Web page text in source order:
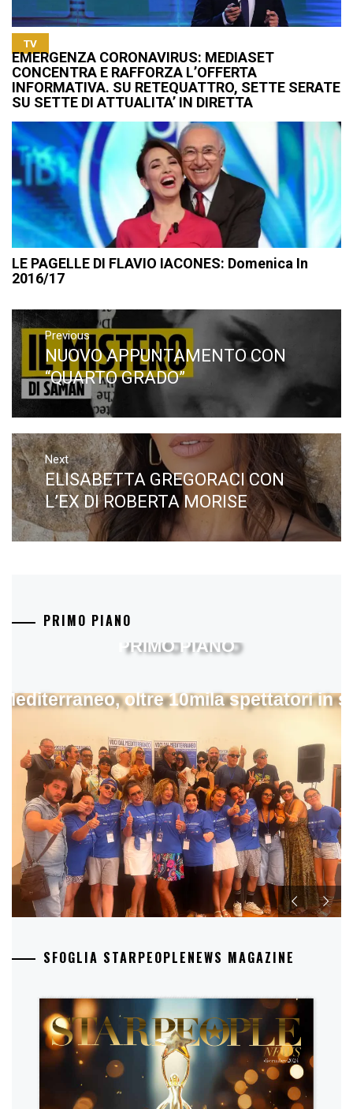
TV
EMERGENZA CORONAVIRUS: MEDIASET
CONCENTRA E RAFFORZA L’OFFERTA
INFORMATIVA. SU RETEQUATTRO, SETTE SERATE
SU SETTE DI ATTUALITA’ IN DIRETTA
LE PAGELLE DI FLAVIO IACONES: Domenica In
2016/17
Navigazione
articoli
Previous
Previous
post:
NUOVO APPUNTAMENTO CON
“QUARTO GRADO”
Next
Next
post:
ELISABETTA GREGORACI CON
L’EX DI ROBERTA MORISE
PRIMO PIANO
oltre 10mila spettatori in
PRIMO PIANO
SFOGLIA STARPEOPLENEWS MAGAZINE